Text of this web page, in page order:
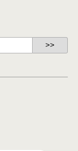
(X | Twitter)
Rien (You Tube)